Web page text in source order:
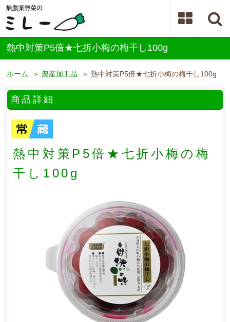
熱中対策P5倍★七折小梅の梅干し100g
ホーム ＞ 農産加工品 ＞ 熱中対策P5倍★七折小梅の梅干し100g
商品詳細
熱中対策P5倍★七折小梅の梅
干し100g